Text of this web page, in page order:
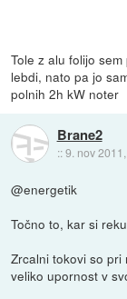
Tole z alu folijo
lebdi, nato pa jo
polnih 2h kW noter
Brane2
::9. nov
@energetik
Točno to, kar si
Zrcalni tokovi so pri
veliko upornost v